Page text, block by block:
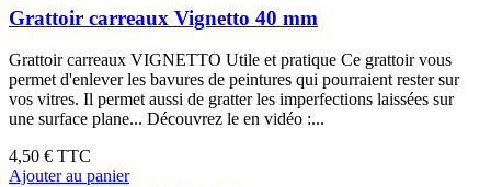
Grattoir carreaux Vignetto 40 mm
Grattoir carreaux VIGNETTO Utile et pratique Ce grattoir vous
permet d'enlever les bavures de peintures qui pourraient rester sur
vos vitres. Il permet aussi de gratter les imperfections laissées sur
une surface plane... Découvrez le en vidéo :...
4,50 € TTC
Ajouter au panier